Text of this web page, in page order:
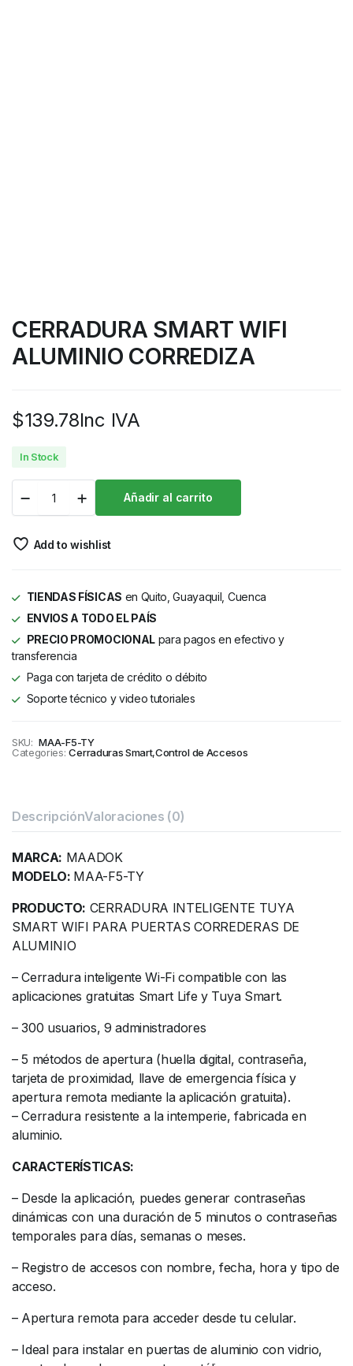
CERRADURA SMART WIFI
ALUMINIO CORREDIZA
$139.78Inc IVA
In Stock
Añadir al carrito
Add to wishlist
TIENDAS FÍSICAS en Quito, Guayaquil, Cuenca
ENVIOS A TODO EL PAÍS
PRECIO PROMOCIONALpara pagos en efectivo y
transferencia
Paga con tarjeta de crédito o débito
Soporte técnico y video tutoriales
SKU: MAA-F5-TY
Categories: Cerraduras Smart,Control de Accesos
DescripciónValoraciones (0)
MARCA: MAADOK
MODELO: MAA-F5-TY
PRODUCTO: CERRADURA INTELIGENTE TUYA
SMART WIFI PARA PUERTAS CORREDERAS DE
ALUMINIO
– Cerradura inteligente Wi-Fi compatible con las
aplicaciones gratuitas Smart Life y Tuya Smart.
– 300 usuarios, 9 administradores
– 5 métodos de apertura (huella digital, contraseña,
tarjeta de proximidad, llave de emergencia física y
apertura remota mediante la aplicación gratuita).
– Cerradura resistente a la intemperie, fabricada en
aluminio.
CARACTERÍSTICAS:
– Desde la aplicación, puedes generar contraseñas
dinámicas con una duración de 5 minutos o contraseñas
temporales para días, semanas o meses.
– Registro de accesos con nombre, fecha, hora y tipo de
acceso.
– Apertura remota para acceder desde tu celular.
– Ideal para instalar en puertas de aluminio con vidrio,